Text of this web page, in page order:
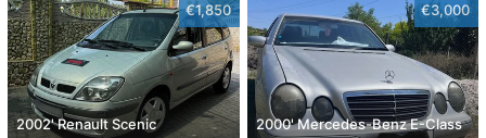
€1,850
2002' Renault Scenic
€3,000
2000' Mercedes-Benz E-Class